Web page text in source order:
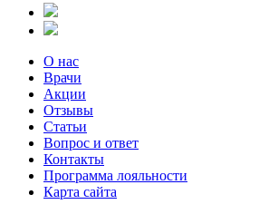
О нас
Врачи
Акции
Отзывы
Статьи
Вопрос и ответ
Контакты
Программа лояльности
Карта сайта